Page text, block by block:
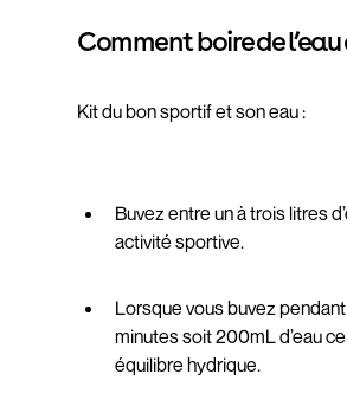
Comment boire de
Kit du bon sportif et son eau :
Buvez entre un à trois litres
activité sportive.
Lorsque vous buvez
minutes soit 200mL d’eau
équilibre hydrique.